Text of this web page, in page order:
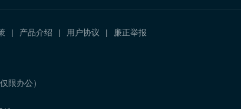
产品介绍 用户协议 廉正举报
限办公）